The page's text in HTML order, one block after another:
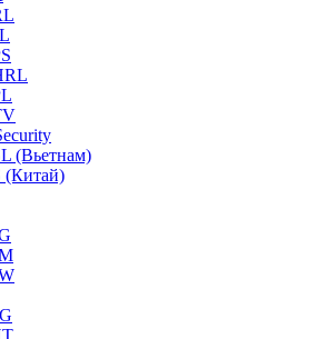
(Вьетнам)
(Китай)